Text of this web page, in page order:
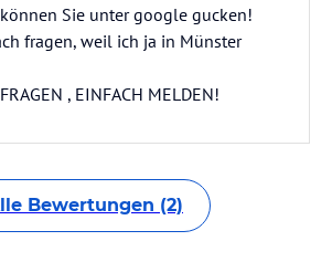
Sie unter google gucken!
fragen, weil ich ja in Münster
, EINFACH MELDEN!
Bewertungen (2)